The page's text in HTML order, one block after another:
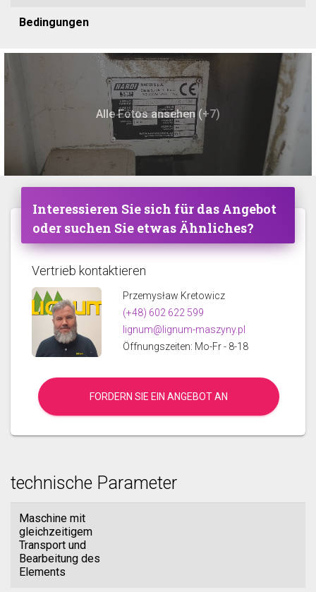
Bedingungen
Alle Fotos ansehen (+7)
Interessieren Sie sich für das Angebot
oder suchen Sie etwas Ähnliches?
Vertrieb kontaktieren
Przemysław Kretowicz
(+48) 602 622 599
lignum@lignum-maszyny.pl
Öffnungszeiten: Mo-Fr - 8-18
FORDERN SIE EIN ANGEBOT AN
technische Parameter
Maschine mit
gleichzeitigem
Transport und
Bearbeitung des
Elements